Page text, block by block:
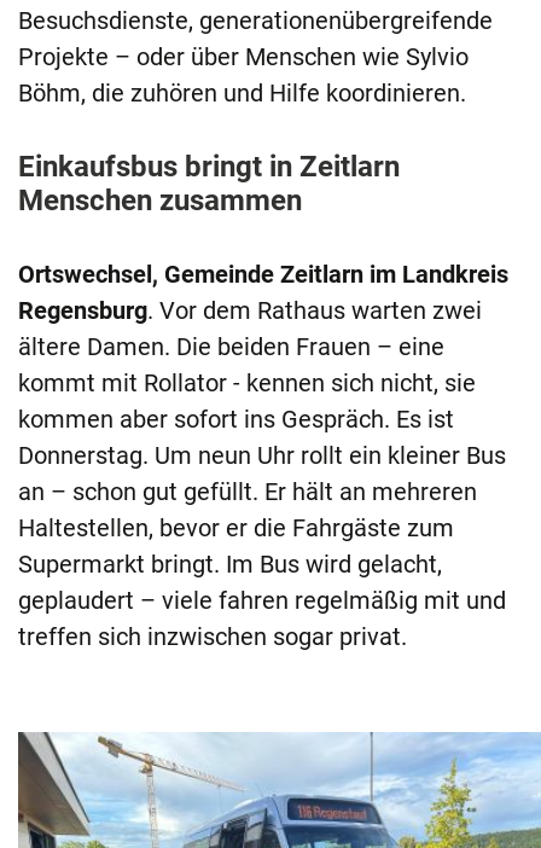
Besuchsdienste, generationenübergreifende
Projekte – oder über Menschen wie Sylvio
Böhm, die zuhören und Hilfe koordinieren.
Einkaufsbus bringt in Zeitlarn
Menschen zusammen
Ortswechsel, Gemeinde Zeitlarn im Landkreis
Regensburg. Vor dem Rathaus warten zwei
ältere Damen. Die beiden Frauen – eine
kommt mit Rollator - kennen sich nicht, sie
kommen aber sofort ins Gespräch. Es ist
Donnerstag. Um neun Uhr rollt ein kleiner Bus
an – schon gut gefüllt. Er hält an mehreren
Haltestellen, bevor er die Fahrgäste zum
Supermarkt bringt. Im Bus wird gelacht,
geplaudert – viele fahren regelmäßig mit und
treffen sich inzwischen sogar privat.